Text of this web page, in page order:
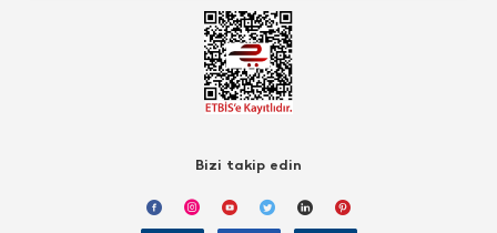
Bizi takip edin